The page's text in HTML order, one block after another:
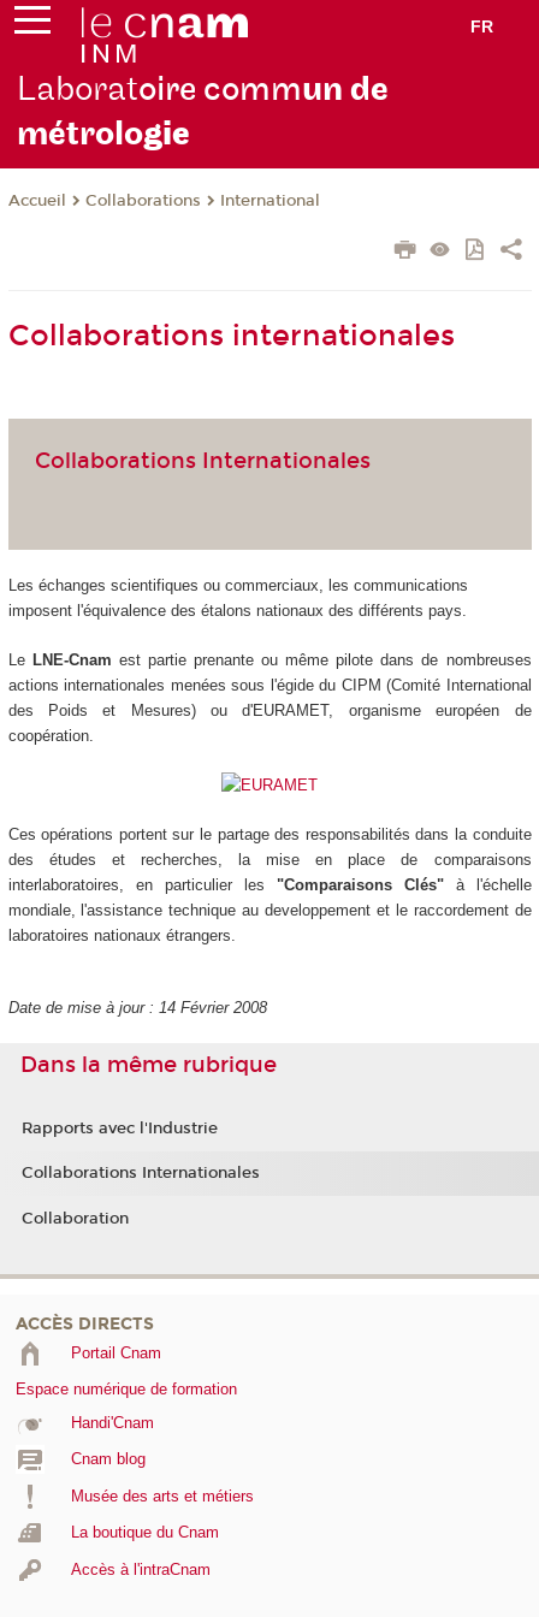
FR
Laboratoire commun de
métrologie
Accueil Collaborations International
Collaborations internationales
Collaborations Internationales
Les échanges scientifiques ou commerciaux, les communications
imposent l'équivalence des étalons nationaux des différents pays.
Le LNE-Cnam est partie prenante ou même pilote dans de nombreuses
actions internationales menées sous l'égide du CIPM (Comité International
des Poids et Mesures) ou d'EURAMET, organisme européen de
coopération.
Ces opérations portent sur le partage des responsabilités dans la conduite
des études et recherches, la mise en place de comparaisons
interlaboratoires, en particulier les "Comparaisons Clés"à l'échelle
mondiale, l'assistance technique au developpement et le raccordement de
laboratoires nationaux étrangers.
Date de mise à jour : 14 Février 2008
Dans la même rubrique
Rapports avec l'Industrie
Collaborations Internationales
Collaboration
ACCÈS DIRECTS
Portail Cnam
Espace numérique de formation
Handi'Cnam
Cnam blog
Musée des arts et métiers
La boutique du Cnam
Accès à l'intraCnam